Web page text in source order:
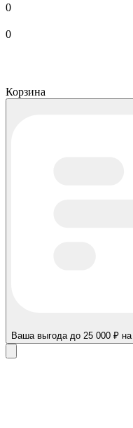
0
0
Корзина
Ваша выгода до 25 000 ₽ на